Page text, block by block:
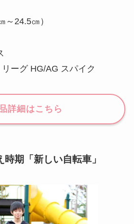
～24.5㎝）
ーグ HG/AG スパイク
詳細はこちら
期「新しい自転車」